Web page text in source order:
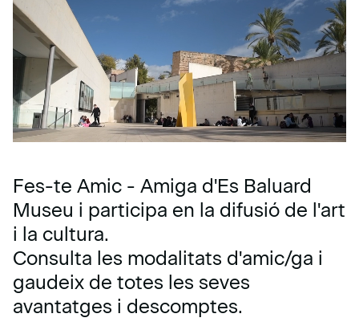
Fes-te Amic - Amiga d'Es Baluard
Museu i participa en la difusió de l'art
i la cultura.
Consulta les modalitats d'amic/ga i
gaudeix de totes les seves
avantatges i descomptes.